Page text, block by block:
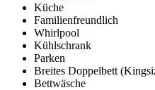
Küche
Familienfreundlich
Whirlpool
Kühlschrank
Parken
Breites Doppelbett
Bettwäsche